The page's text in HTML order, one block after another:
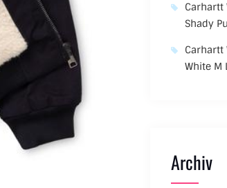
Carhartt
Shady
Carhartt
White M
Archiv